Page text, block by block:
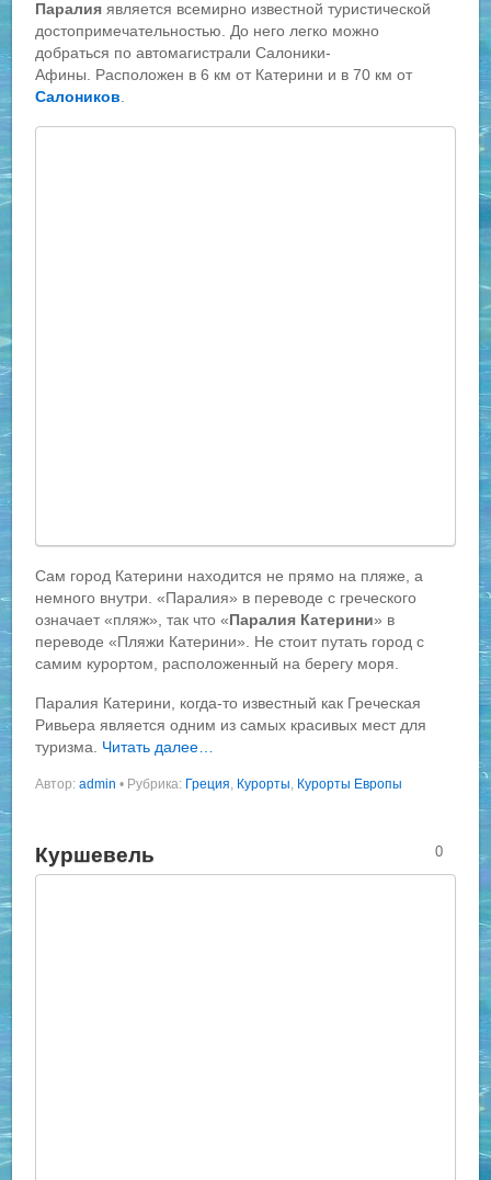
Паралия является всемирно известной туристической
достопримечательностью. До него легко можно
добраться по автомагистрали Салоники-
Афины. Расположен в 6 км от Катерини и в 70 км от
Салоников
Сам город Катерини находится не прямо на пляже, а
немного внутри. «Паралия» в переводе с греческого
означает «пляж», так что «Паралия Катерини» в
переводе «Пляжи Катерини». Не стоит путать город с
самим курортом, расположенный на берегу моря.
Паралия Катерини, когда-то известный как Греческая
Ривьера является одним из самых красивых мест для
туризма. Читать далее…
Автор:admin • Рубрика: Греция, Курорты, Курорты Европы
Куршевель 0